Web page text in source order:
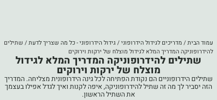
עמוד הבית/ מדריכים לגידול הידרופוני/ גידול הידרופוני - כל מה שצריך לדעת/ שתילים
להידרופוניקה המדריך המלא לגידול מוצלח של ירקות וירוקים
שתילים להידרופוניקה המדריך המלא לגידול
מוצלח של ירקות וירוקים
שתילים הידרופוניים הם נקודת הפתיחה לכל גינה הידרופונית מצליחה. המדריך
הזה יסביר לך מה זה שתיל להידרופוניקה, איפה לקנות ואיך לגדל אפילו בעצמך
את השתיל הראשון.